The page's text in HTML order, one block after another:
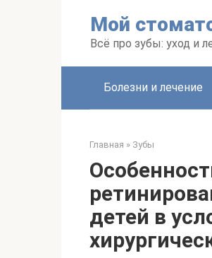
Мой
Всё про зубы: уход и
Болезни и лечение
Главная » Зубы
детей в